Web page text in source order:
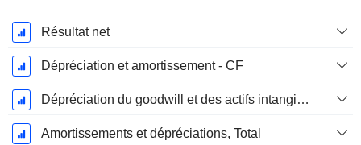
Période
Fiscale:
Décembre
Résultat net
Dépréciation et amortissement - CF
Dépréciation du goodwill et des actifs intangibles
Amortissements et dépréciations, Total